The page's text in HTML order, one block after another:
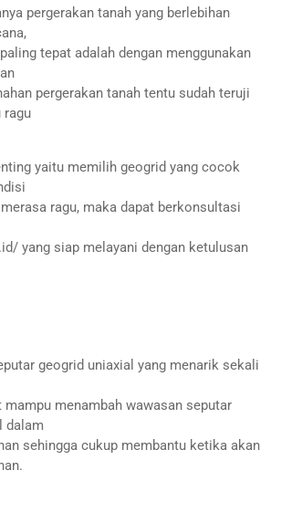
pergerakan tanah yang berlebihan
tepat adalah dengan menggunakan
pergerakan tanah tentu sudah teruji
ragu
yaitu memilih geogrid yang cocok
ragu, maka dapat berkonsultasi
yang siap melayani dengan ketulusan
geogrid uniaxial yang menarik sekali
mampu menambah wawasan seputar
dalam
sehingga cukup membantu ketika akan